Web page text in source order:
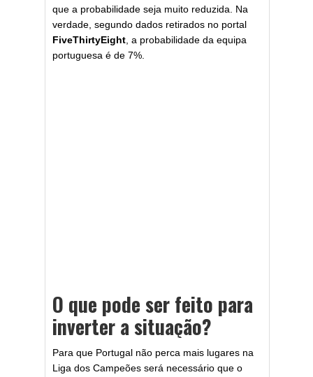
que a probabilidade seja muito reduzida. Na
verdade, segundo dados retirados no portal
FiveThirtyEight , a probabilidade da equipa
portuguesa é de 7%.
O que pode ser feito para
inverter a situação?
Para que Portugal não perca mais lugares na
Liga dos Campeões será necessário que o